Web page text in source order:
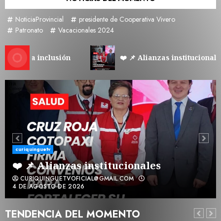
NoticiaProvincial
presidente de Cooperativa Vivero
Patronato
Vacacionales 2024
inclusión ❤️ 📌 Alianzas institucionales
curiquinguetv
🚨 📌 Acciones durante el fin de
semana
CURIQUINGUETVOFICIAL@GMAIL.COM
4 DE AGOSTO DE 2026
TENDENCIA DEL MOMENTO